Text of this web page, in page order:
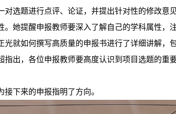
选题进行点评、论证，并提出针对性的修改意见
她提醒申报教师要深入了解自己的学科属性，
就如何撰写高质量的申报书进行了详细讲解，
指出，各位申报教师要高度认识到项目选题的重
下来的申报指明了方向。